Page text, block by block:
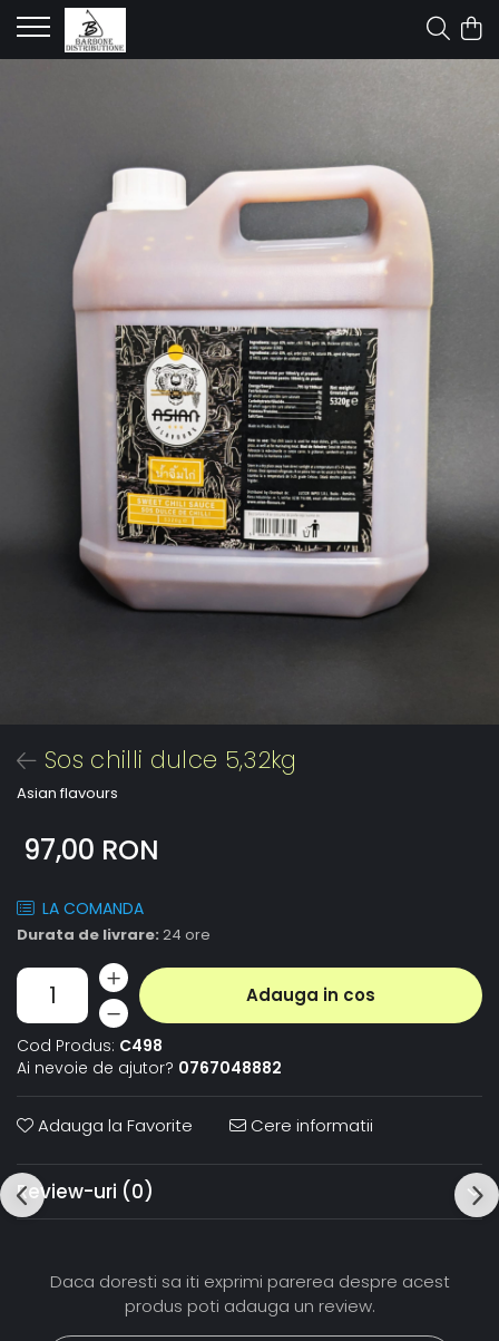
Sos chilli dulce 5,32kg
Asian flavours
97,00 RON
LA COMANDA
Durata de livrare: 24 ore
Adauga in cos
Cod Produs: C498
Ai nevoie de ajutor? 0767048882
Adauga la Favorite Cere informatii
Review-uri (0)
Daca doresti sa iti exprimi parerea despre acest
produs poti adauga un review.